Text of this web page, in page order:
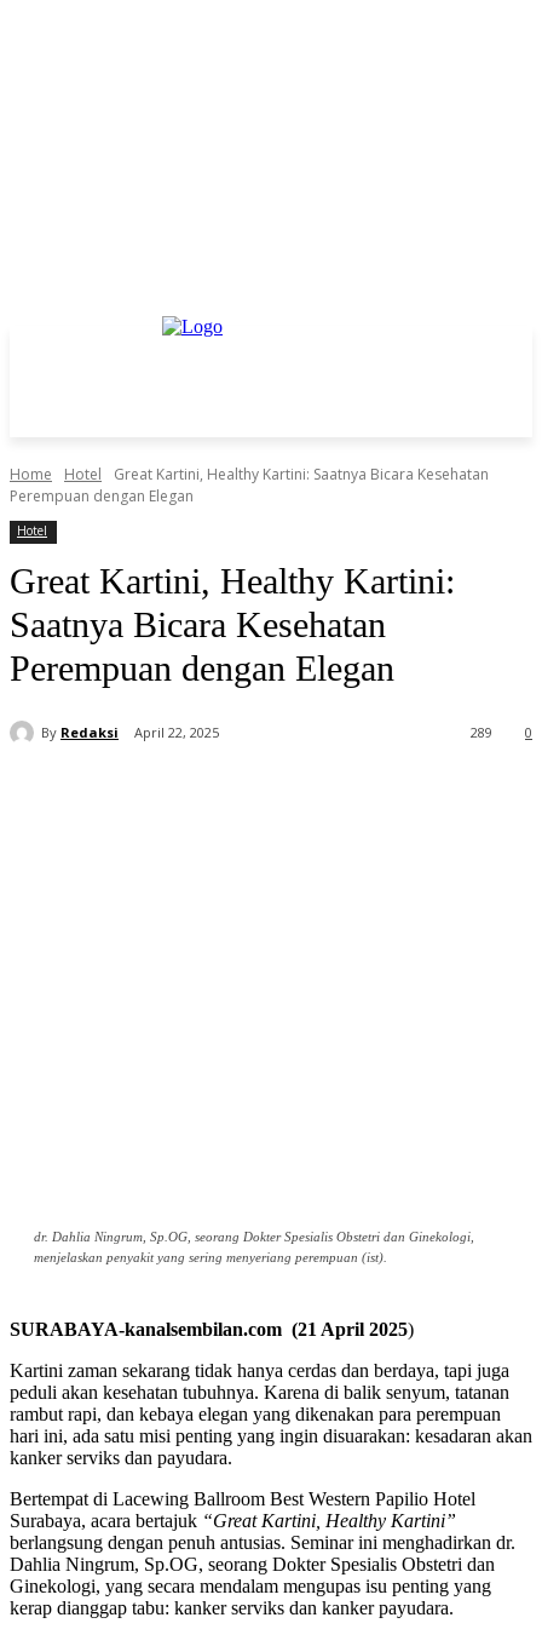
Home Hotel
Great Kartini, Healthy Kartini: Saatnya Bicara Kesehatan
Perempuan dengan Elegan
Hotel
Great Kartini, Healthy Kartini:
Saatnya Bicara Kesehatan
Perempuan dengan Elegan
By Redaksi April 22, 2025 0
289
dr. Dahlia Ningrum, Sp.OG, seorang Dokter Spesialis Obstetri dan Ginekologi,
menjelaskan penyakit yang sering menyeriang perempuan (ist).
SURABAYA-kanalsembilan.com (21 April 2025)
Kartini zaman sekarang tidak hanya cerdas dan berdaya, tapi juga
peduli akan kesehatan tubuhnya. Karena di balik senyum, tatanan
rambut rapi, dan kebaya elegan yang dikenakan para perempuan
hari ini, ada satu misi penting yang ingin disuarakan: kesadaran akan
kanker serviks dan payudara.
Bertempat di Lacewing Ballroom Best Western Papilio Hotel
Surabaya, acara bertajuk “Great Kartini, Healthy Kartini”
berlangsung dengan penuh antusias. Seminar ini menghadirkan dr.
Dahlia Ningrum, Sp.OG, seorang Dokter Spesialis Obstetri dan
Ginekologi, yang secara mendalam mengupas isu penting yang
kerap dianggap tabu: kanker serviks dan kanker payudara.